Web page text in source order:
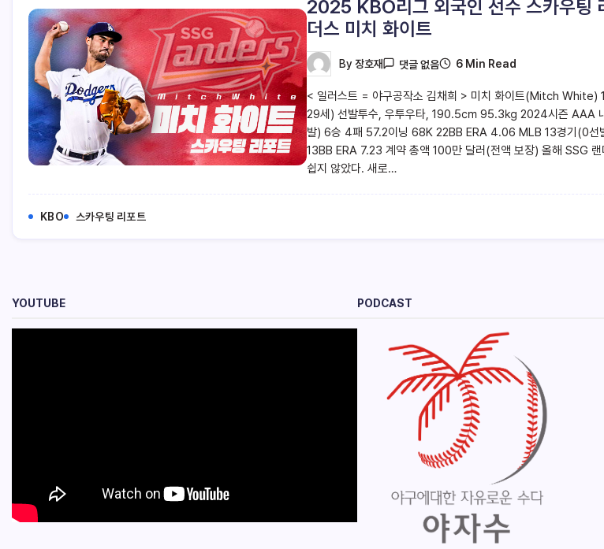
2025 KBO리그 외국인 선수 스카우팅
더스 미치 화이트
By 장호재 댓글 없음 6 Min Read
< 일러스트 = 야구공작소 김채희 > 미치 화이트(Mitch White)
29세) 선발투수, 우투우타, 190.5㎝ 95.3㎏ 2024시즌 AAA
발) 6승 4패 57.2이닝 68K 22BB ERA 4.06 MLB 13경기(0선
13BB ERA 7.23 계약 총액 100만 달러(전액 보장) 올해 SSG 랜
쉽지 않았다. 새로…
KBO 스카우팅 리포트
YOUTUBE PODCAST